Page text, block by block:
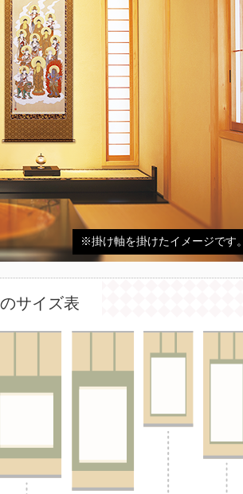
※掛け軸を掛けたイメージです。
サイズ表